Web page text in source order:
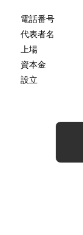
電話番号
代表者名
上場
資本金
設立